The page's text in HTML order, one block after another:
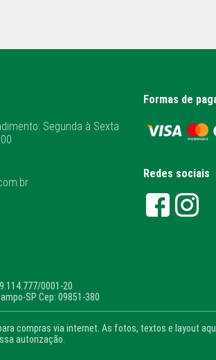
Segunda à Sexta
Formas de
Redes sociais
0001-20
SP Cep: 09851-380
compras via internet. As fotos, textos e layout
autorização.